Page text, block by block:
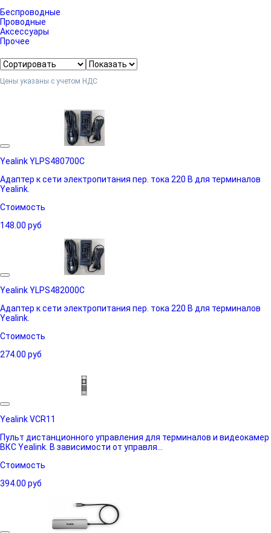
Беспроводные
Проводные
Аксессуары
Прочее
Цены указаны с учетом НДС
Yealink YLPS480700C
Адаптер к сети электропитания пер. тока 220 В для терминалов
Yealink.
Стоимость
148.00 руб
Yealink YLPS482000C
Адаптер к сети электропитания пер. тока 220 В для терминалов
Yealink.
Стоимость
274.00 руб
Yealink VCR11
Пульт дистанционного управления для терминалов и видеокамер
ВКС Yealink. В зависимости от управля...
Стоимость
394.00 руб